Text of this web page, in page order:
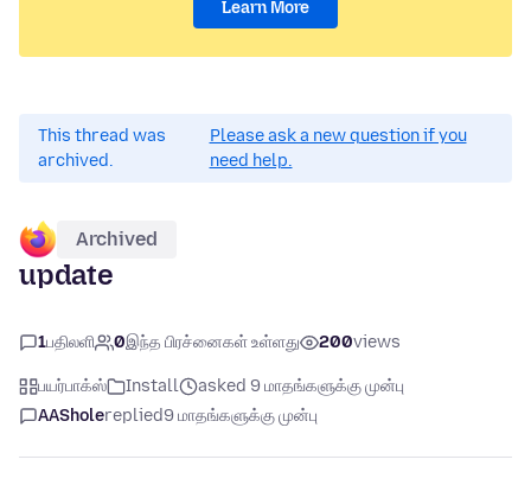
Learn More
This thread was
archived.
Please ask a new question if you
need help.
Archived
update
1பதிலளி 0இந்த பிரச்னைகள் உள்ளது 200views
பயர்பாக்ஸ் Install
asked 9 மாதங்களுக்கு முன்பு
AASholereplied9 மாதங்களுக்கு முன்பு